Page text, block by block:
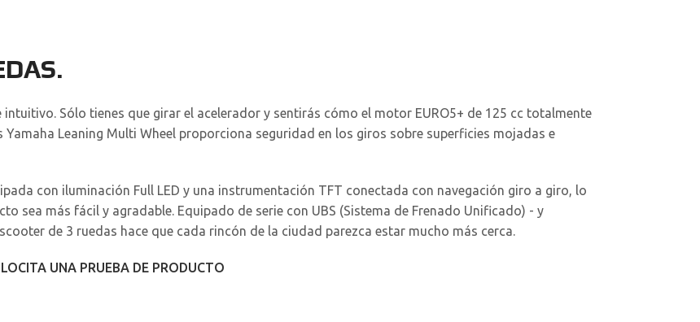
Sólo tienes que girar el acelerador y sentirás cómo el motor EURO5+ de 125 cc totalmente
Leaning Multi Wheel proporciona seguridad en los giros sobre superficies mojadas e
con iluminación Full LED y una instrumentación TFT conectada con navegación giro a giro, lo
sea más fácil y agradable. Equipado de serie con UBS (Sistema de Frenado Unificado) - y
de 3 ruedas hace que cada rincón de la ciudad parezca estar mucho más cerca.
UNA PRUEBA DE PRODUCTO